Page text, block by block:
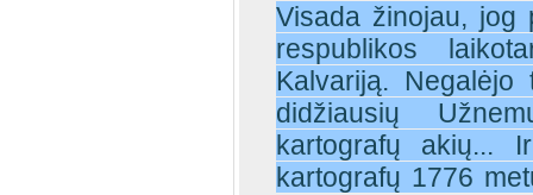
Visada žinojau, jog
respublikos
Kalvariją.
didžiausių
kartografų akių...
kartografų 1776